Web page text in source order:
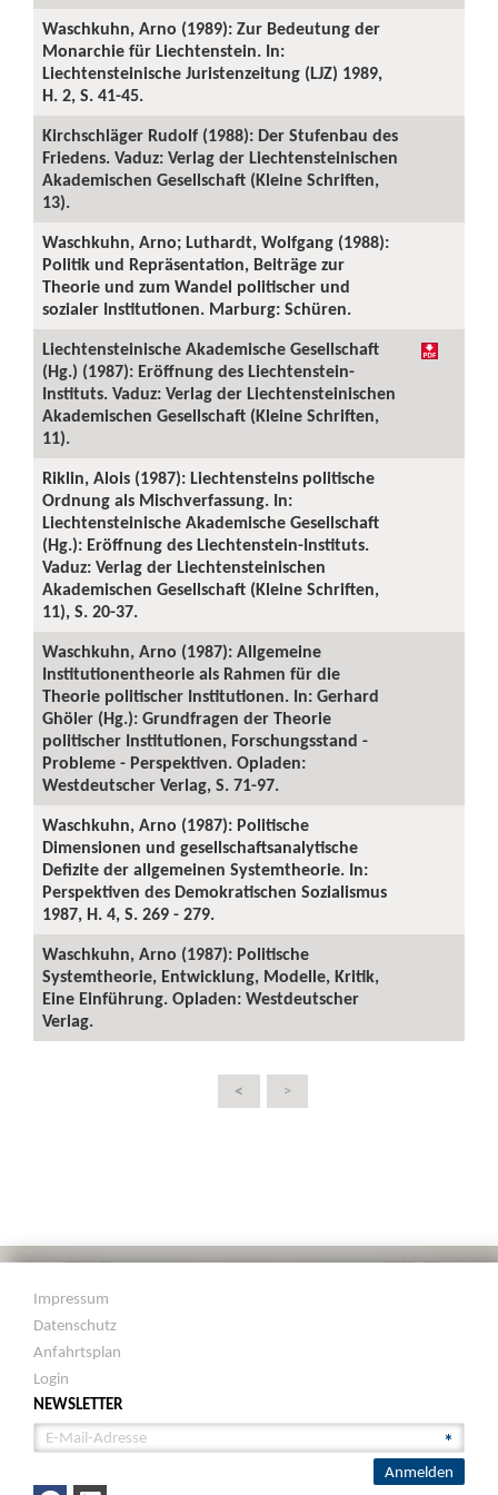
Waschkuhn, Arno (1989): Zur Bedeutung der
Monarchie für Liechtenstein. In:
Liechtensteinische Juristenzeitung (LJZ) 1989,
H. 2, S. 41-45.
Kirchschläger Rudolf (1988): Der Stufenbau des
Friedens. Vaduz: Verlag der Liechtensteinischen
Akademischen Gesellschaft (Kleine Schriften,
13).
Waschkuhn, Arno; Luthardt, Wolfgang (1988):
Politik und Repräsentation, Beiträge zur
Theorie und zum Wandel politischer und
sozialer Institutionen. Marburg: Schüren.
Liechtensteinische Akademische Gesellschaft
(Hg.) (1987): Eröffnung des Liechtenstein-
Instituts. Vaduz: Verlag der Liechtensteinischen
Akademischen Gesellschaft (Kleine Schriften,
11).
Riklin, Alois (1987): Liechtensteins politische
Ordnung als Mischverfassung. In:
Liechtensteinische Akademische Gesellschaft
(Hg.): Eröffnung des Liechtenstein-Instituts.
Vaduz: Verlag der Liechtensteinischen
Akademischen Gesellschaft (Kleine Schriften,
11), S. 20-37.
Waschkuhn, Arno (1987): Allgemeine
Institutionentheorie als Rahmen für die
Theorie politischer Institutionen. In: Gerhard
Ghöler (Hg.): Grundfragen der Theorie
politischer Institutionen, Forschungsstand -
Probleme - Perspektiven. Opladen:
Westdeutscher Verlag, S. 71-97.
Waschkuhn, Arno (1987): Politische
Dimensionen und gesellschaftsanalytische
Defizite der allgemeinen Systemtheorie. In:
Perspektiven des Demokratischen Sozialismus
1987, H. 4, S. 269 - 279.
Waschkuhn, Arno (1987): Politische
Systemtheorie, Entwicklung, Modelle, Kritik,
Eine Einführung. Opladen: Westdeutscher
Verlag.
< >
Impressum
Datenschutz
Anfahrtsplan
Login
NEWSLETTER